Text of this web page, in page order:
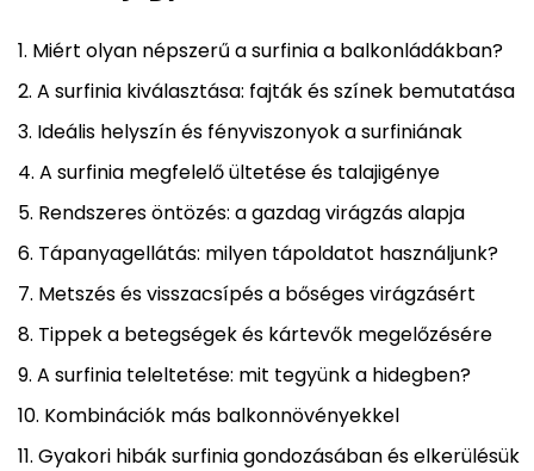
Miért olyan népszerű a surfinia a balkonládákban?
A surfinia kiválasztása: fajták és színek bemutatása
Ideális helyszín és fényviszonyok a surfiniának
A surfinia megfelelő ültetése és talajigénye
Rendszeres öntözés: a gazdag virágzás alapja
Tápanyagellátás: milyen tápoldatot használjunk?
Metszés és visszacsípés a bőséges virágzásért
Tippek a betegségek és kártevők megelőzésére
A surfinia teleltetése: mit tegyünk a hidegben?
Kombinációk más balkonnövényekkel
Gyakori hibák surfinia gondozásában és elkerülésük